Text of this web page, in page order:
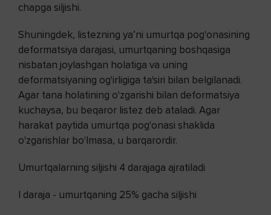
chapga siljishi.
Shuningdek, listezning ya’ni umurtqa pog'onasining
deformatsiya darajasi, umurtqaning boshqasiga
nisbatan joylashgan holatiga va uning
deformatsiyaning og'irligiga ta'siri bilan belgilanadi.
Agar tana holatining o'zgarishi bilan deformatsiya
kuchaysa, bu beqaror listez deb ataladi. Agar
harakat paytida umurtqa pog'onasi shaklida
o'zgarishlar bo'lmasa, u barqarordir.
Umurtqalarning siljishi 4 darajaga ajratiladi
I daraja - umurtqaning 25% gacha siljishi